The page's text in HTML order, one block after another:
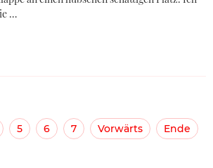
…
5 6 7 Vorwärts Ende